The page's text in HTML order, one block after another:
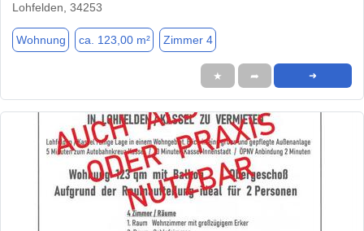
Lohfelden, 34253
Wohnung ca. 123,00 m² Zimmer 4
★ ➦ ➜